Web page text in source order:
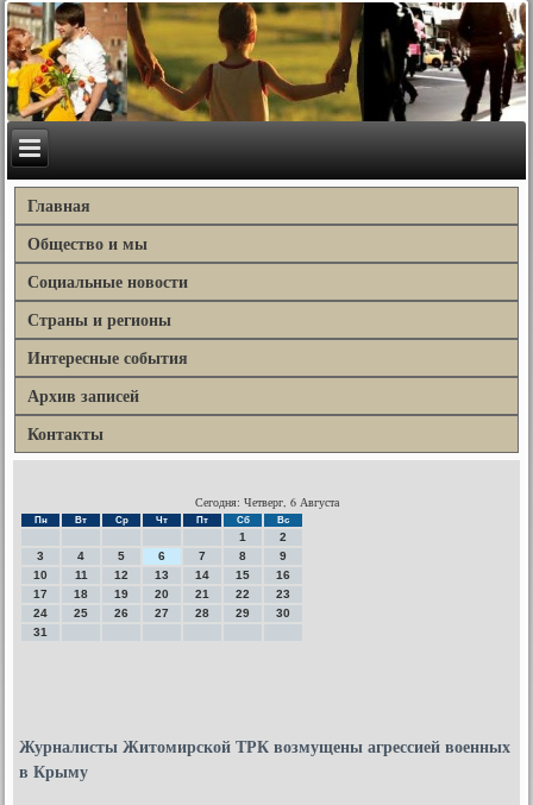
Главная
Общество и мы
Социальные новости
Страны и регионы
Интересные события
Архив записей
Контакты
Сегодня: Четверг, 6 Августа
Пн Вт Ср Чт Пт Сб Вс
1
2
3
4 5 6 7 8
9
10
11 12 13 14 15
16
17
18 19 20 21 22
23
24
25 26 27 28 29
30
31
Журналисты Житомирской ТРК возмущены агрессией военных
в Крыму